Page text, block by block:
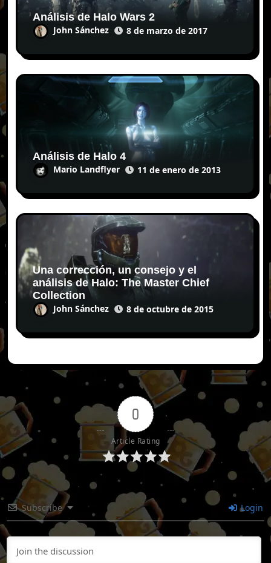
Análisis de Halo Wars 2
John Sánchez 8 de marzo de 2017
Análisis de Halo 4
Mario Landflyer 11 de enero de 2013
Una corrección, un consejo y el
análisis de Halo: The Master Chief
Collection
John Sánchez 8 de octubre de 2015
0
Article Rating
Subscribe Login